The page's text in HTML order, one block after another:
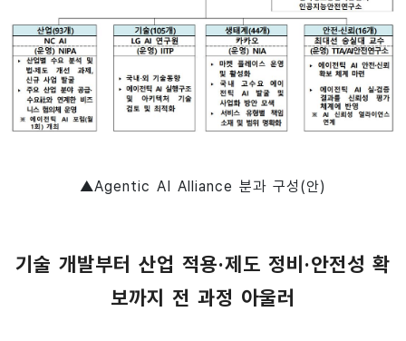
▲Agentic AI Alliance 분과 구성(안)
기술 개발부터 산업 적용·제도 정비·안전성 확
보까지 전 과정 아울러